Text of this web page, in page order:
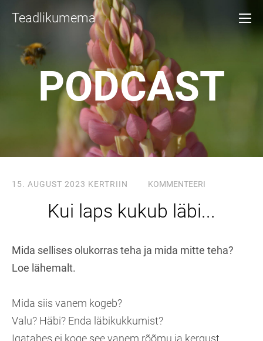
Teadlikumema
PODCAST
15. AUGUST 2023 KERTRIIN KOMMENTEERI
Kui laps kukub läbi...
Mida sellises olukorras teha ja mida mitte teha?
Loe lähemalt.
Mida siis vanem kogeb?
Valu? Häbi? Enda läbikukkumist?
Igatahes ei koge see vanem rõõmu ja kergust.